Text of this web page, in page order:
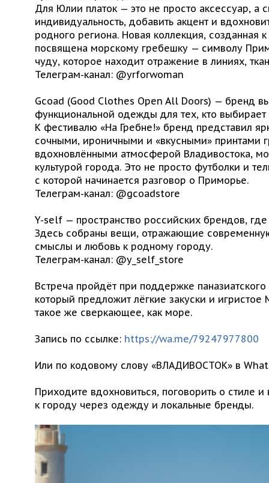
Для Юлии платок — это не просто аксессуар, а
индивидуальность, добавить акцент и
родного региона. Новая коллекция, созданная
посвящена морскому гребешку — символу
чуду, которое находит отражение в линиях,
Телеграм-канал: @yrforwoman
Gcoad (Good Clothes Open All Doors) — бренд
функциональной одежды для тех, кто выбирает
К фестивалю «На Гребне!» бренд представил
сочными, ироничными и «вкусными» принтами
вдохновлёнными атмосферой Владивостока,
культурой города. Это не просто футболки и
с которой начинается разговор о Приморье.
Телеграм-канал: @gcoadstore
Y-self — пространство российских брендов,
Здесь собраны вещи, отражающие
смыслы и любовь к родному городу.
Телеграм-канал: @y_self_store
Встреча пройдёт при поддержке паназиатского
который предложит лёгкие закуски и
такое же сверкающее, как море.
Запись по ссылке: https://wa.me/79247977800
Или по кодовому слову «ВЛАДИВОСТОК» в
Приходите вдохновиться, поговорить о стиле
к городу через одежду и локальные бренды.